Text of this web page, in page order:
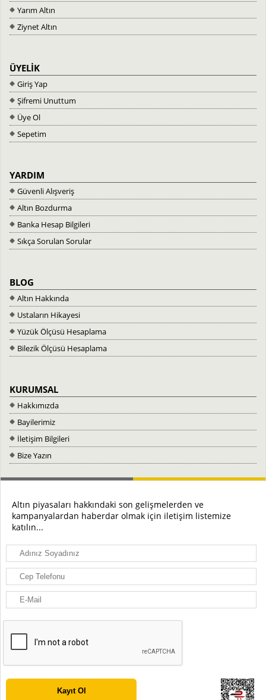
Yarım Altın
Ziynet Altın
ÜYELİK
Giriş Yap
Şifremi Unuttum
Üye Ol
Sepetim
YARDIM
Güvenli Alışveriş
Altın Bozdurma
Banka Hesap Bilgileri
Sıkça Sorulan Sorular
BLOG
Altın Hakkında
Ustaların Hikayesi
Yüzük Ölçüsü Hesaplama
Bilezik Ölçüsü Hesaplama
KURUMSAL
Hakkımızda
Bayilerimiz
İletişim Bilgileri
Bize Yazın
Altın piyasaları hakkındaki son gelişmelerden ve
kampanyalardan haberdar olmak için iletişim listemize
katılın...